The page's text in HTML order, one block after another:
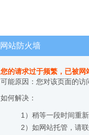
网站防火墙
您的请求过于频繁，已被网
可能原因：您对该页面的访
如何解决：
1）稍等一段时间重新
2）如网站托管，请